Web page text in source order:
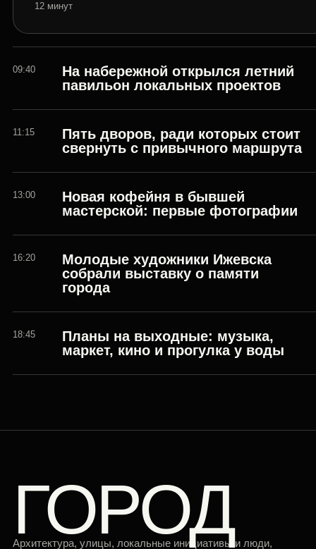
12 минут
09:40
На набережной открылся летний
павильон локальных проектов
11:15
Пять дворов, ради которых стоит
свернуть с привычного маршрута
13:00
Новая кофейня в бывшей
мастерской: первые фотографии
16:20
Молодые художники Ижевска
собрали выставку о памяти
города
18:45
Планы на выходные: музыка,
маркет, кино и прогулка у воды
ГОРОД
Архитектура, улицы, локальные инициативы и люди,